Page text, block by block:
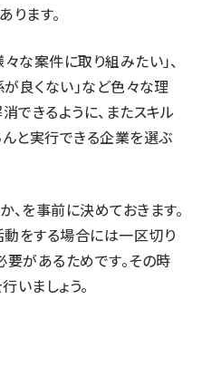
ます。
な案件に取り組みたい」、
が良くない」など色々な理
できるように、またスキル
と実行できる企業を選ぶ
を事前に決めておきます。
をする場合には一区切り
があるためです。その時
ましょう。